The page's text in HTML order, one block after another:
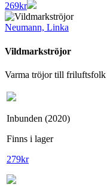
269kr
Neumann, Linka
Vildmarkströjor
Varma tröjor till friluftsfolk
Inbunden (2020)
Finns i lager
279kr